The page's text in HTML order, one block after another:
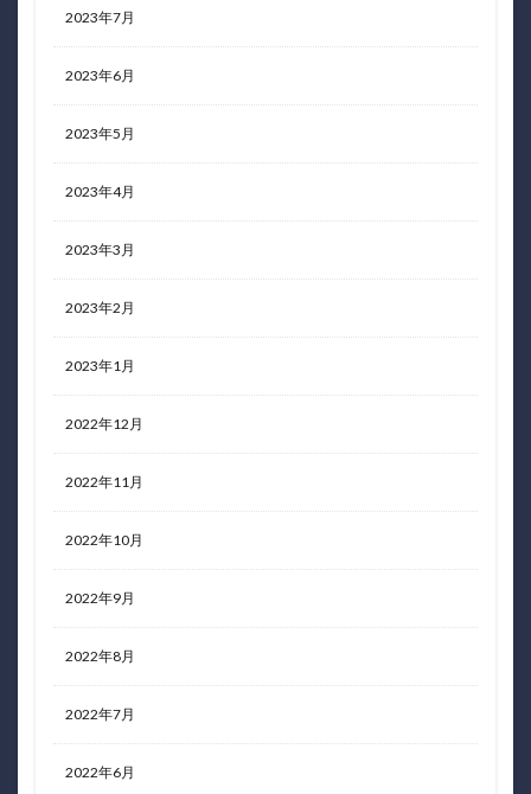
2023年7月
2023年6月
2023年5月
2023年4月
2023年3月
2023年2月
2023年1月
2022年12月
2022年11月
2022年10月
2022年9月
2022年8月
2022年7月
2022年6月